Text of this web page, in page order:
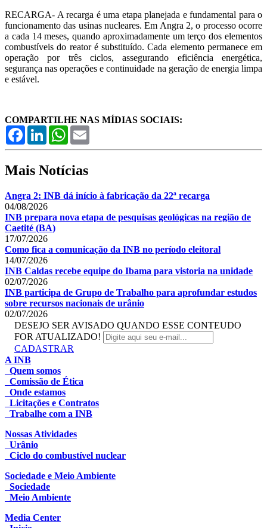
RECARGA- A recarga é uma etapa planejada e fundamental para o
funcionamento das usinas nucleares. Em Angra 2, o processo ocorre
a cada 14 meses, quando aproximadamente um terço dos elementos
combustíveis do reator é substituído. Cada elemento permanece em
operação por três ciclos, assegurando eficiência energética,
segurança nas operações e continuidade na geração de energia limpa
e estável.
COMPARTILHE NAS MÍDIAS SOCIAIS:
FacebookLinkedInWhatsApp
Mais Notícias
Angra 2: INB dá início à fabricação da 22ª recarga
04/08/2026
INB prepara nova etapa de pesquisas geológicas na região de
Caetité (BA)
17/07/2026
Como fica a comunicação da INB no período eleitoral
14/07/2026
INB Caldas recebe equipe do Ibama para vistoria na unidade
02/07/2026
INB participa de Grupo de Trabalho para aprofundar estudos
sobre recursos nacionais de urânio
02/07/2026
DESEJO SER AVISADO QUANDO ESSE CONTEUDO
FOR ATUALIZADO!
CADASTRAR
A INB
Quem somos
Comissão de Ética
Onde estamos
Licitações e Contratos
Trabalhe com a INB
Nossas Atividades
Urânio
Ciclo do combustível nuclear
Sociedade e Meio Ambiente
Sociedade
Meio Ambiente
Media Center